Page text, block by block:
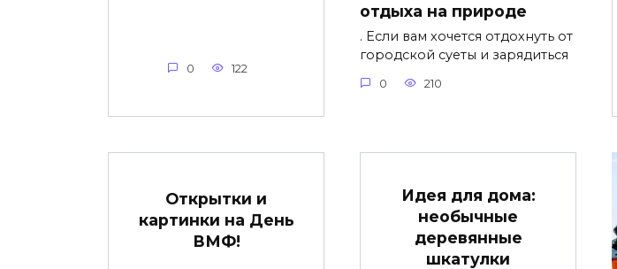
0 122
отдыха на природе
. Если вам хочется отдохнуть от
городской суеты и зарядиться
0 210
Открытки и
картинки на День
ВМФ!
Идея для дома:
необычные
деревянные
шкатулки